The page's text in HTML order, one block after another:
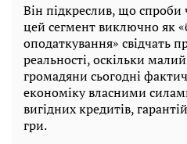
Він підкреслив, що спроби
цей сегмент виключно як
оподаткування» свідчать
реальності, оскільки
громадяни сьогодні
економіку власними
вигідних кредитів,
гри.